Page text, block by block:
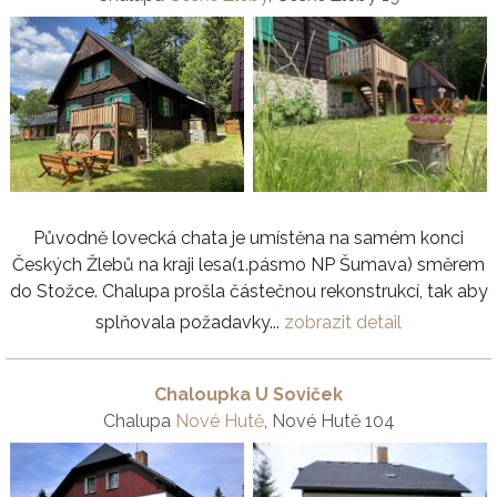
Původně lovecká chata je umístěna na samém konci
Českých Žlebů na kraji lesa(1.pásmo NP Šumava) směrem
do Stožce. Chalupa prošla částečnou rekonstrukcí, tak aby
splňovala požadavky... zobrazit detail
Chaloupka U Soviček
Chalupa Nové Hutě, Nové Hutě 104